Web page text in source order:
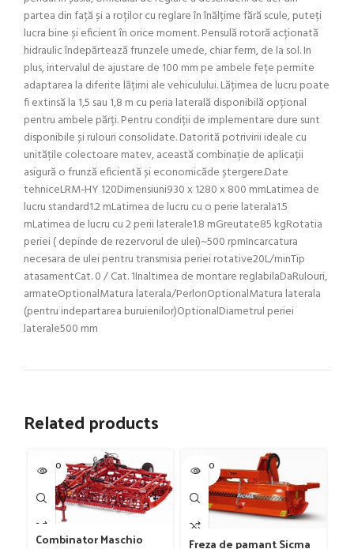
partea din față și a roților cu reglare în înălțime fără scule, puteți
lucra bine și eficient în orice moment. Pensulă rotoră acționată
hidraulic îndepărtează frunzele umede, chiar ferm, de la sol. In
plus, intervalul de ajustare de 100 mm pe ambele fețe permite
adaptarea la diferite lățimi ale vehiculului. Lățimea de lucru poate
fi extinsă la 1,5 sau 1,8 m cu peria laterală disponibilă opțional
pentru ambele părți. Pentru condiții de implementare dure sunt
disponibile și rulouri consolidate. Datorită potrivirii ideale cu
unitățile colectoare matev, această combinație de aplicații
asigură o frunză eficientă și economicăde ștergere.Date
tehniceLRM-HY 120Dimensiuni930 x 1280 x 800 mmLatimea de
lucru standard1.2 mLatimea de lucru cu o perie laterala1.5
mLatimea de lucru cu 2 perii laterale1.8 mGreutate85 kgRotatia
periei ( depinde de rezervorul de ulei)~500 rpmIncarcatura
necesara de ulei pentru transmisia periei rotative20L/minTip
atasamentCat. 0 / Cat. 1Inaltimea de montare reglabilaDaRulouri,
armateOptionalMatura laterala/PerlonOptionalMatura laterala
(pentru indepartarea buruienilor)OptionalDiametrul periei
laterale500 mm
Related products
SOLD O
UT
Combinator Maschio
SOLD O
UT
Freza de pamant Sicma